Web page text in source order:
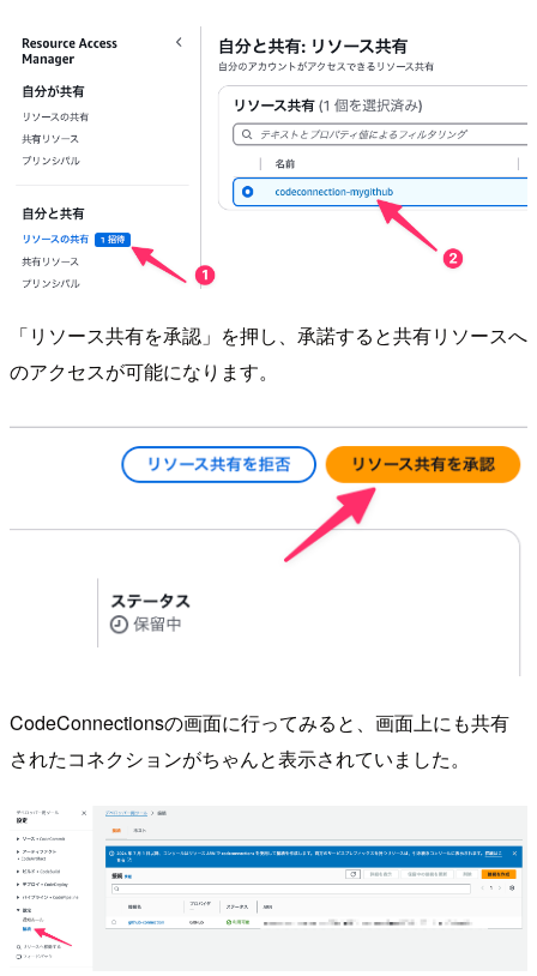
「リソース共有を承認」を押し、承諾すると共有リソースへ
のアクセスが可能になります。
CodeConnectionsの画面に行ってみると、画面上にも共有
されたコネクションがちゃんと表示されていました。